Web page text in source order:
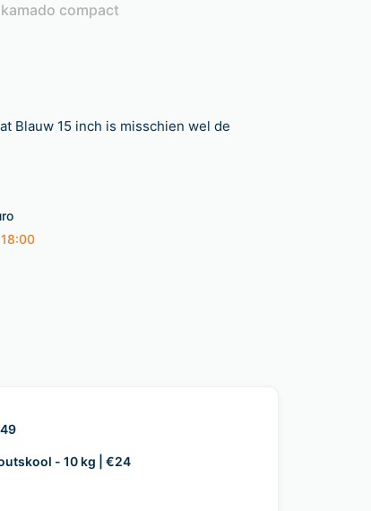
kamado compact
Blauw 15 inch is misschien wel de
- 10 kg | €24